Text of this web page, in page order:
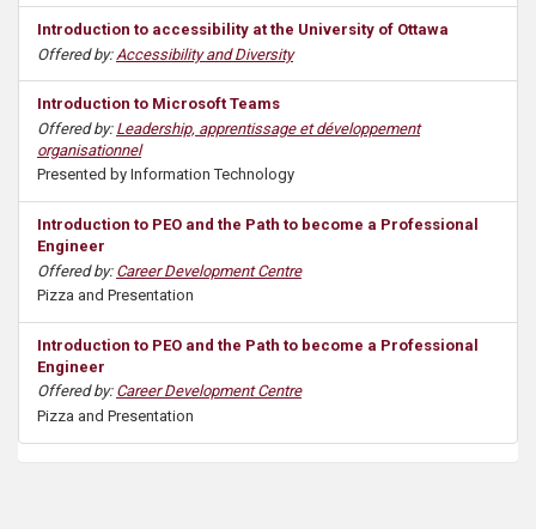
Introduction to accessibility at the University of Ottawa
Offered by: Accessibility and Diversity
Introduction to Microsoft Teams
Offered by: Leadership, apprentissage et développement
organisationnel
Presented by Information Technology
Introduction to PEO and the Path to become a Professional
Engineer
Offered by: Career Development Centre
Pizza and Presentation
Introduction to PEO and the Path to become a Professional
Engineer
Offered by: Career Development Centre
Pizza and Presentation